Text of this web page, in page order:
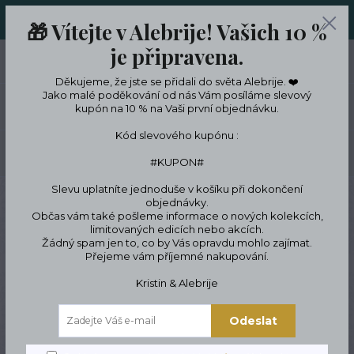
LIMITKÁCH
CZK
Podle témat a zájmů Symbolika, víra & osobní význam
Talismany &
šperky pro štěstí
Náhrdelník čivava - onyx
Náhrdelník čivava - onyx
🎁 Vítejte v Alebrije! Vašich 10 %
je připravena.
Děkujeme, že jste se přidali do světa Alebrije. ❤️
Jako malé poděkování od nás Vám posíláme slevový
kupón na 10 % na Vaši první objednávku.
Kód slevového kupónu :
#KUPON#
Slevu uplatníte jednoduše v košíku při dokončení
objednávky.
Občas vám také pošleme informace o nových kolekcích,
limitovaných edicích nebo akcích.
Žádný spam jen to, co by Vás opravdu mohlo zajímat.
Přejeme vám příjemné nakupování.
Kristin & Alebrije
Odeslat